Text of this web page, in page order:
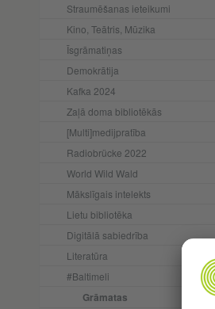
Straumēšanas ieteikumi
Kino, Teātris, Mūzika
Īsgrāmatiņas
Demokrātija
Kafka 2024
Zaļā doma bibliotēkās
[Multi]medijpratība
Radiobrücke 2022
World Wild Wald
Mākslīgais intelekts
Lietu bibliotēka
Digitālā sabiedrība
Literatūra
#Baltimeli
Grāmatas